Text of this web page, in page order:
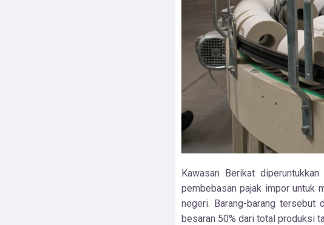
Kawasan Berikat
pembebasan pajak impor untuk
negeri. Barang-barang tersebut
besaran 50% dari total produksi